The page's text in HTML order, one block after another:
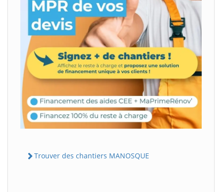
Trouver des chantiers MANOSQUE